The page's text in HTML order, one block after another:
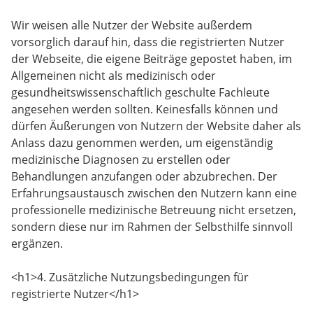
Wir weisen alle Nutzer der Website außerdem
vorsorglich darauf hin, dass die registrierten Nutzer
der Webseite, die eigene Beiträge gepostet haben, im
Allgemeinen nicht als medizinisch oder
gesundheitswissenschaftlich geschulte Fachleute
angesehen werden sollten. Keinesfalls können und
dürfen Äußerungen von Nutzern der Website daher als
Anlass dazu genommen werden, um eigenständig
medizinische Diagnosen zu erstellen oder
Behandlungen anzufangen oder abzubrechen. Der
Erfahrungsaustausch zwischen den Nutzern kann eine
professionelle medizinische Betreuung nicht ersetzen,
sondern diese nur im Rahmen der Selbsthilfe sinnvoll
ergänzen.
<h1>4. Zusätzliche Nutzungsbedingungen für
registrierte Nutzer</h1>